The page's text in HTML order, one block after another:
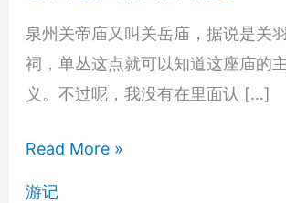
泉州关帝庙又叫关岳庙，据说是关
祠，单丛这点就可以知道这座庙的
义。不过呢，我没有在里面认 […]
泉
Read More »
游记